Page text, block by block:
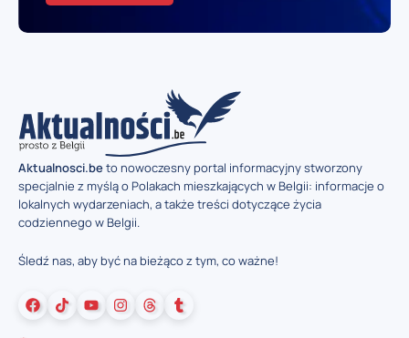
Aktualnosci.beto nowoczesny portal informacyjny stworzony
specjalnie z myślą o Polakach mieszkających w Belgii: informacje o
lokalnych wydarzeniach, a także treści dotyczące życia
codziennego w Belgii.
Śledź nas, aby być na bieżąco z tym, co ważne!